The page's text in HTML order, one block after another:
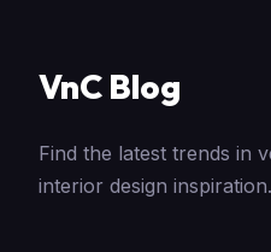
VnC Blog
Find the latest trends in
interior design inspiration.